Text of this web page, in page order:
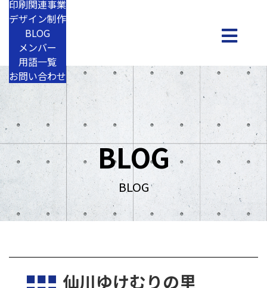
印刷関連事業
デザイン制作
BLOG
メンバー
用語一覧
お問い合わせ
BLOG
BLOG
仙川ゆけむりの里